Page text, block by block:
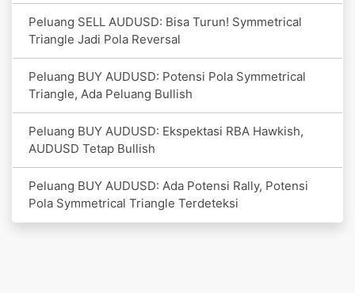
Peluang SELL AUDUSD: Bisa Turun! Symmetrical
Triangle Jadi Pola Reversal
Peluang BUY AUDUSD: Potensi Pola Symmetrical
Triangle, Ada Peluang Bullish
Peluang BUY AUDUSD: Ekspektasi RBA Hawkish,
AUDUSD Tetap Bullish
Peluang BUY AUDUSD: Ada Potensi Rally, Potensi
Pola Symmetrical Triangle Terdeteksi